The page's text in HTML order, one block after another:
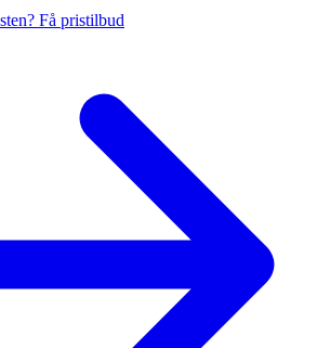
Få pristilbud